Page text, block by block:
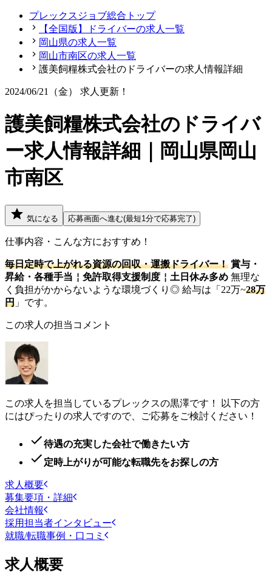
プレックスジョブ総合トップ
【全国版】ドライバーの求人一覧
岡山県の求人一覧
岡山市南区の求人一覧
護美飼糧株式会社のドライバーの求人情報詳細
2024/06/21（金） 求人更新！
護美飼糧株式会社のドライバ
ー求人情報詳細｜岡山県岡山
市南区
気になる 応募画面へ進む(最短1分で応募完了)
仕事内容・こんな方におすすめ！
毎日定時で上がれる資源の回収・運搬ドライバー！ 賞与・
昇給・各種手当￤免許取得支援制度￤土日休み多め 無理な
く負担がかからないような環境づくり◎ 給与は「22万~28万
円 」です。
この求人の担当コメント
この求人を担当しているプレックスの黒澤です！ 以下の方
にはぴったりの求人ですので、ご応募をご検討ください！
待遇の充実した会社で働きたい方
定時上がりが可能な転職先をお探しの方
求人概要
募集要項・詳細
会社情報
採用担当者インタビュー
就職/転職事例・口コミ
求人概要